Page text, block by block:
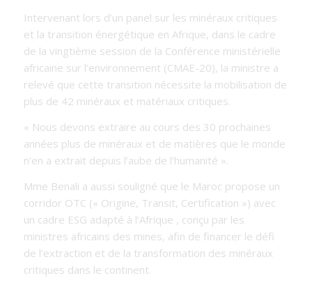
Intervenant lors d’un panel sur les minéraux critiques
et la transition énergétique en Afrique, dans le cadre
de la vingtième session de la Conférence ministérielle
africaine sur l’environnement (CMAE-20), la ministre a
relevé que cette transition nécessite la mobilisation de
plus de 42 minéraux et matériaux critiques.
« Nous devons extraire au cours des 30 prochaines
années plus de minéraux et de matières que le monde
n’en a extrait depuis l’aube de l’humanité ».
Mme Benali a aussi souligné que le Maroc propose un
corridor OTC (« Origine, Transit, Certification ») avec
un cadre ESG adapté à l’Afrique , conçu par les
ministres africains des mines, afin de financer le défi
de l’extraction et de la transformation des minéraux
critiques dans le continent.